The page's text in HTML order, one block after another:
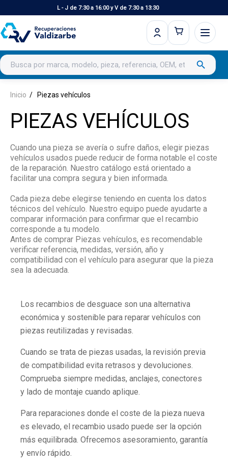
L - J de 7:30 a 16:00 y V de 7:30 a 13:30
Buscar productos search
Inicio Piezas vehículos
PIEZAS VEHÍCULOS
Cuando una pieza se avería o sufre daños, elegir piezas
vehículos usados puede reducir de forma notable el coste
de la reparación. Nuestro catálogo está orientado a
facilitar una compra segura y bien informada.
Cada pieza debe elegirse teniendo en cuenta los datos
técnicos del vehículo. Nuestro equipo puede ayudarte a
comparar información para confirmar que el recambio
corresponde a tu modelo.
Antes de comprar Piezas vehículos, es recomendable
verificar referencia, medidas, versión, año y
compatibilidad con el vehículo para asegurar que la pieza
sea la adecuada.
Los recambios de desguace son una alternativa
económica y sostenible para reparar vehículos con
piezas reutilizadas y revisadas.
Cuando se trata de piezas usadas, la revisión previa
de compatibilidad evita retrasos y devoluciones.
Comprueba siempre medidas, anclajes, conectores
y lado de montaje cuando aplique.
Para reparaciones donde el coste de la pieza nueva
es elevado, el recambio usado puede ser la opción
más equilibrada. Ofrecemos asesoramiento, garantía
y envío rápido.